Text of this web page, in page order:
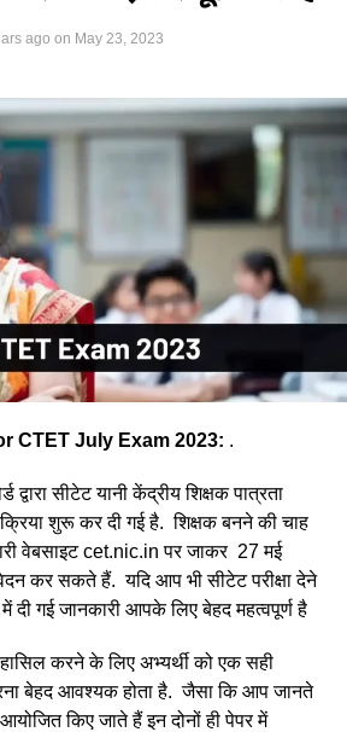
ago on May 23, 2023
CTET July Exam 2023: .
द्वारा सीटेट यानी केंद्रीय शिक्षक पात्रता
शुरू कर दी गई है. शिक्षक बनने की चाह
वेबसाइट cet.nic.in पर जाकर 27 मई
कर सकते हैं. यदि आप भी सीटेट परीक्षा देने
दी गई जानकारी आपके लिए बेहद महत्वपूर्ण है
करने के लिए अभ्यर्थी को एक सही
बेहद आवश्यक होता है. जैसा कि आप जानते
आयोजित किए जाते हैं इन दोनों ही पेपर में